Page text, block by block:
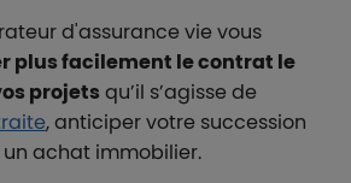
d'assurance vie vous
plus facilement le contrat le
projets qu’il s’agisse de
, anticiper votre succession
achat immobilier.